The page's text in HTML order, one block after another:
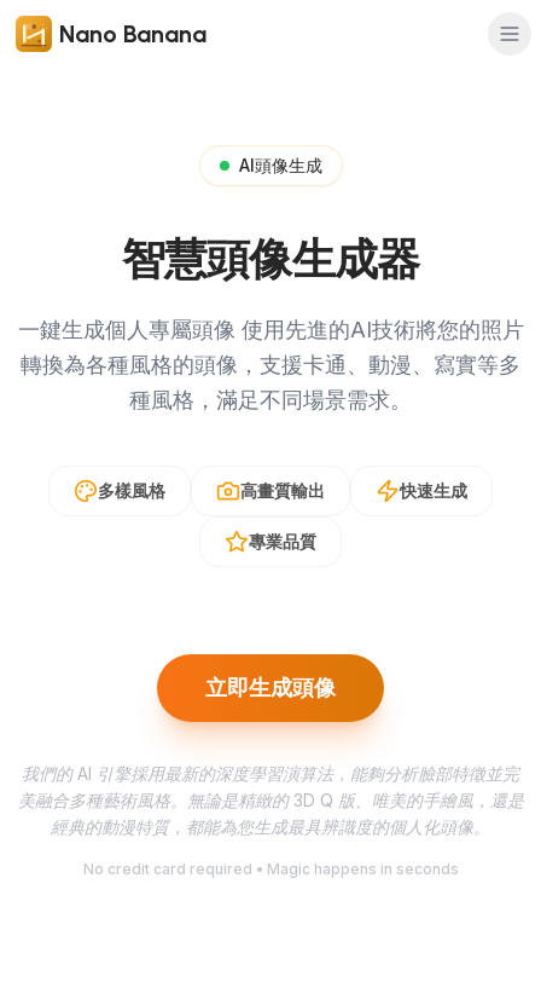
Nano Banana
AI頭像生成
智慧頭像生成器
一鍵生成個人專屬頭像 使用先進的AI技術將您的照片
轉換為各種風格的頭像，支援卡通、動漫、寫實等多
種風格，滿足不同場景需求。
多樣風格 高畫質輸出 快速生成
專業品質
立即生成頭像
我們的 AI 引擎採用最新的深度學習演算法，能夠分析臉部特徵並完
美融合多種藝術風格。無論是精緻的 3D Q 版、唯美的手繪風，還是
經典的動漫特質，都能為您生成最具辨識度的個人化頭像。
No credit card required • Magic happens in seconds